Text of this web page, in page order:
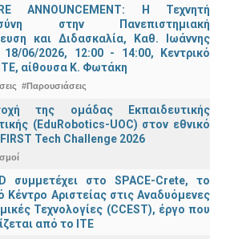
ANNOUNCEMENT: Η Τεχνητή
στην Πανεπιστημιακή
και Διδασκαλία, Καθ. Ιωάννης
18/06/2026, 12:00 - 14:00, Κεντρικό
ΙΤΕ, αίθουσα Κ. Φωτάκη
#Παρουσιάσεις
της ομάδας Εκπαιδευτικής
(EduRobotics-UOC) στον εθνικό
Tech Challenge 2026
συμμετέχει στο SPACE-Crete, το
Κέντρο Αριστείας στις Αναδυόμενες
Τεχνολογίες (CCEST), έργο που
από το ΙΤΕ